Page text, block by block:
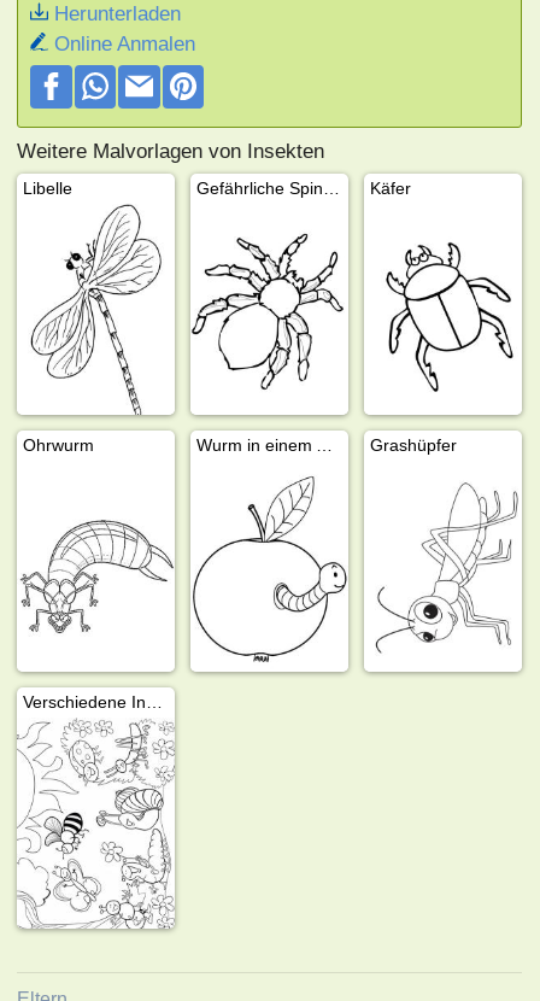
Herunterladen
Online Anmalen
Weitere Malvorlagen von Insekten
Libelle Käfer
Ohrwurm Grashüpfer